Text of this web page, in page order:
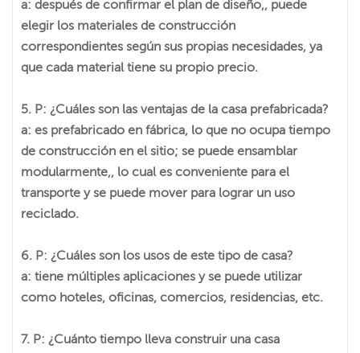
a: después de confirmar el plan de diseño,, puede
elegir los materiales de construcción
correspondientes según sus propias necesidades, ya
que cada material tiene su propio precio.
5. P: ¿Cuáles son las ventajas de la casa prefabricada?
a: es prefabricado en fábrica, lo que no ocupa tiempo
de construcción en el sitio; se puede ensamblar
modularmente,, lo cual es conveniente para el
transporte y se puede mover para lograr un uso
reciclado.
6. P: ¿Cuáles son los usos de este tipo de casa?
a: tiene múltiples aplicaciones y se puede utilizar
como hoteles, oficinas, comercios, residencias, etc.
7. P: ¿Cuánto tiempo lleva construir una casa